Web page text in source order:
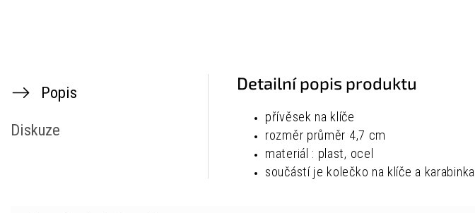
Popis
Diskuze
Detailní popis produktu
přívěsek na klíče
rozměr průměr 4,7 cm
materiál : plast, ocel
součástí je kolečko na klíče a karabinka